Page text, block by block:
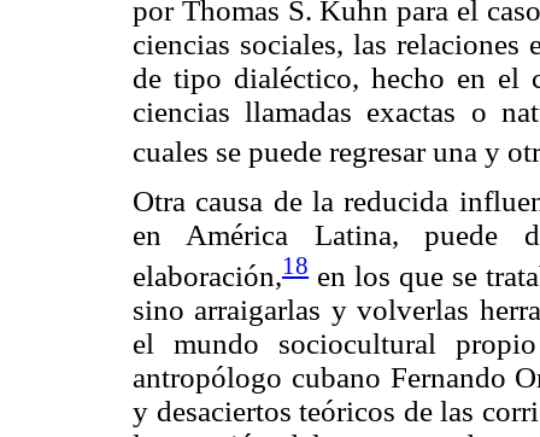
por Thomas S. Kuhn para el
ciencias sociales, las relaciones
de tipo dialéctico, hecho en el
ciencias llamadas exactas o
cuales se puede regresar una y
Otra causa de la reducida
en América Latina, puede
elaboración,18 en los que se
sino arraigarlas y volverlas
el mundo sociocultural
antropólogo cubano Fernando
y desaciertos teóricos de las